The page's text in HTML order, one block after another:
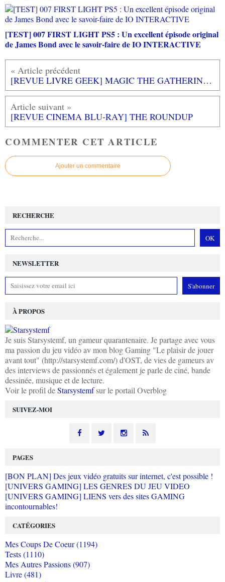
[TEST] 007 FIRST LIGHT PS5 : Un excellent épisode original
de James Bond avec le savoir-faire de IO INTERACTIVE
[REVUE LIVRE GEEK] MAGIC THE GATHERING - Le guide visuel de Jay ANNELLI aux éditions LAROUSSE
[REVUE CINEMA BLU-RAY] THE ROUNDUP
COMMENTER CET ARTICLE
Ajouter un commentaire
NEWSLETTER
SUIVEZ-MOI
RECHERCHE
À PROPOS
Je suis Starsystemf, un gameur quarantenaire. Je partage avec vous
ma passion du jeu vidéo av mon blog Gaming "Le plaisir de jouer
avant tout" (http://starsystemf.com/) d'OST, de vies de gameurs av
des interviews de passionnés et également je parle de ciné, bande
dessinée, musique et de lecture.
Voir le profil deStarsystemfsur le portail Overblog
PAGES
[BON PLAN] Des jeux vidéo gratuits sur internet, c'est possible !
[UNIVERS GAMING] LES GENRES DU JEU VIDEO
[UNIVERS GAMING] LIENS vers des sites GAMING
incontournables!
CATÉGORIES
Mes Coups De Coeur (1194)
Tests (1110)
Mes Autres Passions (907)
Livre (481)